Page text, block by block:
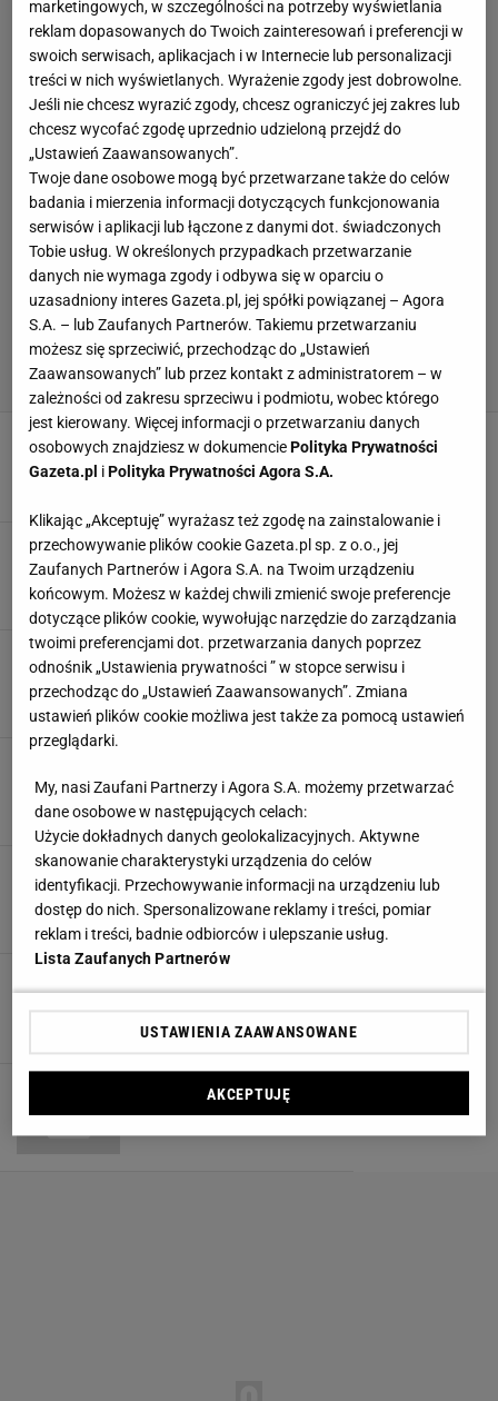
Kuchnia: co nad blatem?
BLATY KUCHENNE MOZAIKA SZAFKI KUCHENNE
Jaka podłoga w kuchni?
MOZAIKA NACZYNIA KUCHENNE PARKIET PODŁOGI
Kolorowa dekoracja: mozaika w łazience
WANNY
KABINY PRYSZNICOWE LUSTRA MOZAIKA UMYWALKI
Pięć sposobów na łazienkę
KOLORYSTYKA MOZAIKA PRYSZNICE WIESZAKI
Numer 04/2011
FOTELE KANAPY MOZAIKA TAPETY
marketingowych, w szczególności na potrzeby wyświetlania
reklam dopasowanych do Twoich zainteresowań i preferencji w
swoich serwisach, aplikacjach i w Internecie lub personalizacji
treści w nich wyświetlanych. Wyrażenie zgody jest dobrowolne.
Jeśli nie chcesz wyrazić zgody, chcesz ograniczyć jej zakres lub
chcesz wycofać zgodę uprzednio udzieloną przejdź do
„Ustawień Zaawansowanych”.
Twoje dane osobowe mogą być przetwarzane także do celów
badania i mierzenia informacji dotyczących funkcjonowania
serwisów i aplikacji lub łączone z danymi dot. świadczonych
Tobie usług. W określonych przypadkach przetwarzanie
danych nie wymaga zgody i odbywa się w oparciu o
uzasadniony interes Gazeta.pl, jej spółki powiązanej – Agora
S.A. – lub Zaufanych Partnerów. Takiemu przetwarzaniu
możesz się sprzeciwić, przechodząc do „Ustawień
Zaawansowanych” lub przez kontakt z administratorem – w
zależności od zakresu sprzeciwu i podmiotu, wobec którego
jest kierowany. Więcej informacji o przetwarzaniu danych
osobowych znajdziesz w dokumenciePolityka Prywatności
Gazeta.pl iPolityka Prywatności Agora S.A.
Klikając „Akceptuję” wyrażasz też zgodę na zainstalowanie i
przechowywanie plików cookie Gazeta.pl sp. z o.o., jej
Zaufanych Partnerów i Agora S.A. na Twoim urządzeniu
końcowym. Możesz w każdej chwili zmienić swoje preferencje
dotyczące plików cookie, wywołując narzędzie do zarządzania
twoimi preferencjami dot. przetwarzania danych poprzez
odnośnik „Ustawienia prywatności ” w stopce serwisu i
przechodząc do „Ustawień Zaawansowanych”. Zmiana
ustawień plików cookie możliwa jest także za pomocą ustawień
przeglądarki.
My, nasi Zaufani Partnerzy i Agora S.A. możemy przetwarzać
dane osobowe w następujących celach:
Użycie dokładnych danych geolokalizacyjnych. Aktywne
skanowanie charakterystyki urządzenia do celów
identyfikacji. Przechowywanie informacji na urządzeniu lub
dostęp do nich. Spersonalizowane reklamy i treści, pomiar
reklam i treści, badnie odbiorców i ulepszanie usług.
Lista Zaufanych Partnerów
USTAWIENIA ZAAWANSOWANE
AKCEPTUJĘ